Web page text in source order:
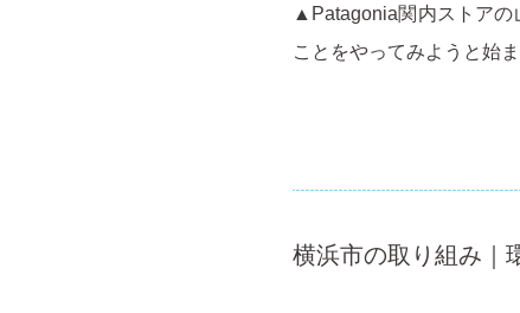
▲Patagonia関内ストア
ことをやってみようと始
横浜市の取り組み｜